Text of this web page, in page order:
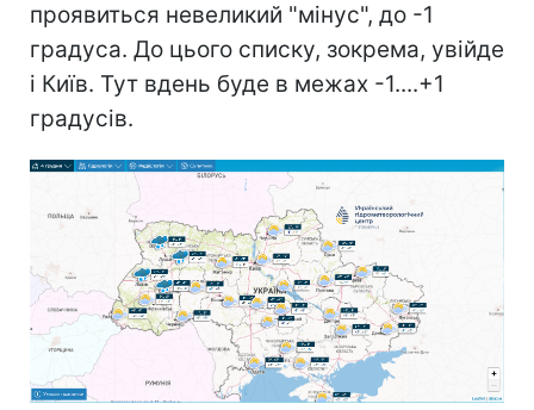
проявиться невеликий "мінус", до -1
градуса. До цього списку, зокрема, увійде
і Київ. Тут вдень буде в межах -1....+1
градусів.